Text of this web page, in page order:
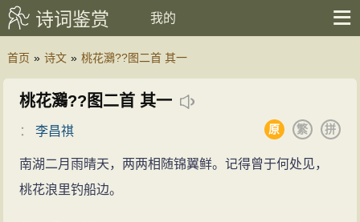
诗词鉴赏 我的
首页 » 诗文 » 桃花鸂??图二首 其一
桃花鸂??图二首 其一
：李昌祺 拼
繁
原
南湖二月雨晴天，两两相随锦翼鲜。记得曾于何处见，
桃花浪里钓船边。